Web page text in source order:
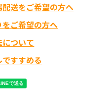
送をご希望の方へ
ご希望の方へ
ついて
すすめる